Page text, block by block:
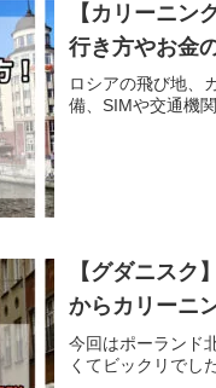
【カリーニン
行き方やお金
ロシアの飛び地、
備、SIMや交通機
【グダニスク
からカリーニ
今回はポーランド
くてビックリでし